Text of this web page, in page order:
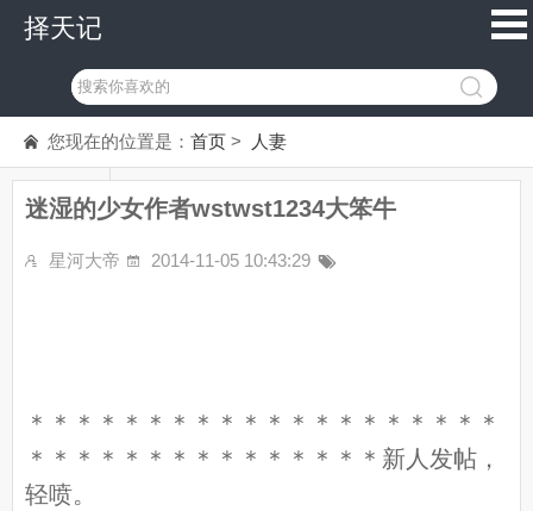
择天记
您现在的位置是： 首页 > 人妻
迷湿的少女作者wstwst1234大笨牛
星河大帝 2014-11-05 10:43:29
＊＊＊＊＊＊＊＊＊＊＊＊＊＊＊＊＊＊＊＊
＊＊＊＊＊＊＊＊＊＊＊＊＊＊＊新人发帖，
轻喷。